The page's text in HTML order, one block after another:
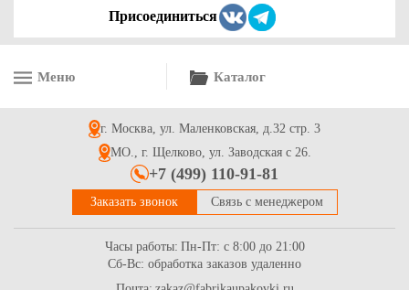
Лента атласная в рулоне 25мм*23м (26 (8243)) красного
Присоединиться
Меню Каталог
г. Москва, ул. Маленковская, д.32 стр. 3
МО., г. Щелково, ул. Заводская с 26.
+7 (499) 110-91-81
Заказать звонок Связь с менеджером
Часы работы: Пн-Пт: с 8:00 до 21:00
Сб-Вс: обработка заказов удаленно